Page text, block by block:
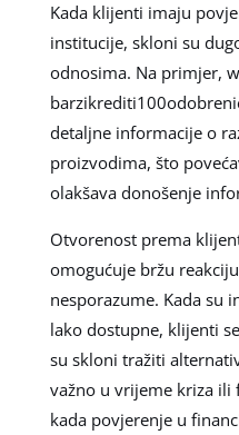
Kada klijenti imaju
institucije, skloni su
odnosima. Na primjer,
detaljne informacije o
proizvodima, što
olakšava donošenje
Otvorenost prema
omogućuje bržu
nesporazume. Kada su
lako dostupne, klijenti
su skloni tražiti
važno u vrijeme kriza ili
kada povjerenje u